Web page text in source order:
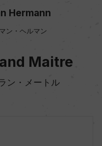
Hermann
ン・ヘルマン
Maitre
ン・メートル